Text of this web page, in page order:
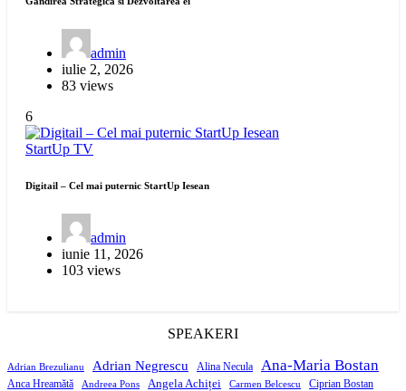
admin
iulie 2, 2026
83 views
6
StartUp TV
Digitail – Cel mai puternic StartUp Iesean
admin
iunie 11, 2026
103 views
SPEAKERI
Adrian Brezulianu Adrian Negrescu Alina Necula Ana-Maria Bostan
Anca Hreamătă Andreea Pons Angela Achiței Carmen Belcescu Ciprian Bostan